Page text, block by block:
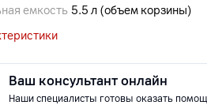
емкость 5.5 л (объем корзины)
Ваш консультант онлайн
Наши специалисты готовы оказать